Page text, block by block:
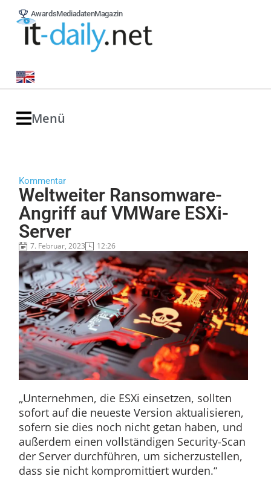
AwardsMediadatenMagazin
Menü
Kommentar
Weltweiter Ransomware-
Angriff auf VMWare ESXi-
Server
7. Februar, 2023 12:26
„Unternehmen, die ESXi einsetzen, sollten
sofort auf die neueste Version aktualisieren,
sofern sie dies noch nicht getan haben, und
außerdem einen vollständigen Security-Scan
der Server durchführen, um sicherzustellen,
dass sie nicht kompromittiert wurden.“